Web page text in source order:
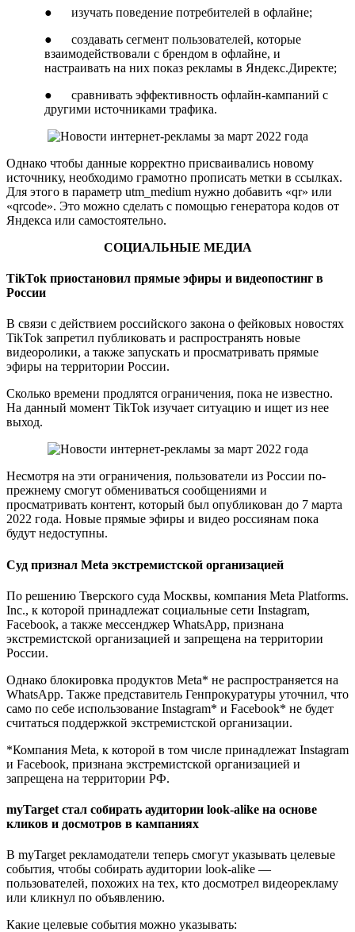
● изучать поведение потребителей в офлайне;
● создавать сегмент пользователей, которые
взаимодействовали с брендом в офлайне, и
настраивать на них показ рекламы в Яндекс.Директе;
● сравнивать эффективность офлайн-кампаний с
другими источниками трафика.
Однако чтобы данные корректно присваивались новому
источнику, необходимо грамотно прописать метки в ссылках.
Для этого в параметр utm_medium нужно добавить «qr» или
«qrcode». Это можно сделать с помощью генератора кодов от
Яндекса или самостоятельно.
СОЦИАЛЬНЫЕ МЕДИА
TikTok приостановил прямые эфиры и видеопостинг в
России
В связи с действием российского закона о фейковых новостях
TikTok запретил публиковать и распространять новые
видеоролики, а также запускать и просматривать прямые
эфиры на территории России.
Сколько времени продлятся ограничения, пока не известно.
На данный момент TikTok изучает ситуацию и ищет из нее
выход.
Несмотря на эти ограничения, пользователи из России по-
прежнему смогут обмениваться сообщениями и
просматривать контент, который был опубликован до 7 марта
2022 года. Новые прямые эфиры и видео россиянам пока
будут недоступны.
Суд признал Meta экстремистской организацией
По решению Тверского суда Москвы, компания Meta Platforms.
Inc., к которой принадлежат социальные сети Instagram,
Facebook, а также мессенджер WhatsApp, признана
экстремистской организацией и запрещена на территории
России.
Однако блокировка продуктов Meta* не распространяется на
WhatsApp. Также представитель Генпрокуратуры уточнил, что
само по себе использование Instagram* и Facebook* не будет
считаться поддержкой экстремистской организации.
*Компания Meta, к которой в том числе принадлежат Instagram
и Facebook, признана экстремистской организацией и
запрещена на территории РФ.
myTarget стал собирать аудитории look-alike на основе
кликов и досмотров в кампаниях
В myTarget рекламодатели теперь смогут указывать целевые
события, чтобы собирать аудитории look-alike —
пользователей, похожих на тех, кто досмотрел видеорекламу
или кликнул по объявлению.
Какие целевые события можно указывать: